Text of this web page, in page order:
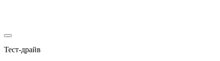
Тест-драйв